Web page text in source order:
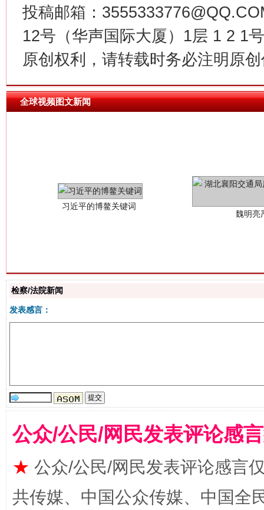
投稿邮箱：
12号（华声国际大厦）1层 1 2 1
原创权利，请转载时务必注明原
全球视频图文新闻
揭批美国五大"原罪" "炒
检察/法院新闻
发表感言：
公众/公民/网民发表评论感
★ 公众/公民/网民发表评论感言
共传媒、中国公众传媒、中国全